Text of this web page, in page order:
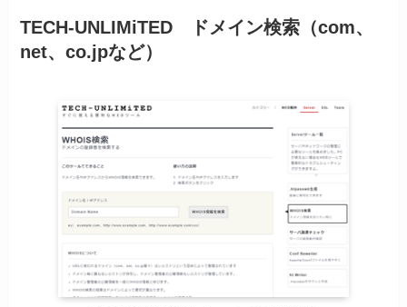
TECH-UNLIMiTED ドメイン検索（com、
net、co.jpなど）